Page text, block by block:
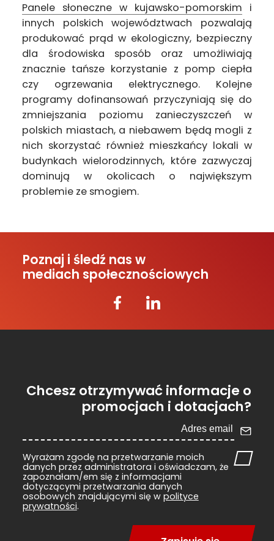
Panele słoneczne w kujawsko-pomorskim i
innych polskich województwach pozwalają
produkować prąd w ekologiczny, bezpieczny
dla środowiska sposób oraz umożliwiają
znacznie tańsze korzystanie z pomp ciepła
czy ogrzewania elektrycznego. Kolejne
programy dofinansowań przyczyniają się do
zmniejszania poziomu zanieczyszczeń w
polskich miastach, a niebawem będą mogli z
nich skorzystać również mieszkańcy lokali w
budynkach wielorodzinnych, które zazwyczaj
dominują w okolicach o największym
problemie ze smogiem.
Poznaj i śledź nas w
mediach społecznościowych
Chcesz otrzymywać informacje o
promocjach i dotacjach?
Wyrażam zgodę na przetwarzanie moich
danych przez administratora i oświadczam, że
zapoznałam/em się z informacjami
dotyczącymi przetwarzania danych
osobowych znajdującymi się w polityce
prywatności.